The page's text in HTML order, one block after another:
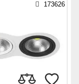
173626